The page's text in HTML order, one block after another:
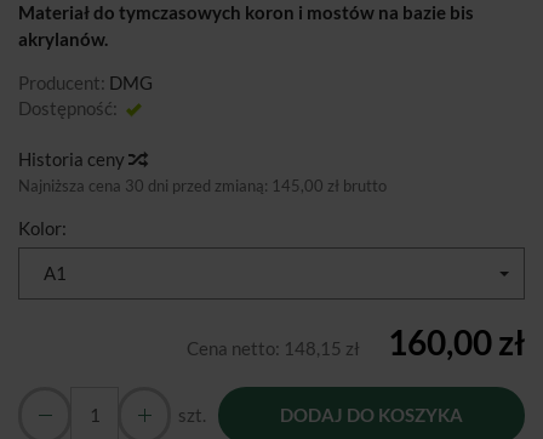
Materiał do tymczasowych koron i mostów na bazie bis
akrylanów.
Producent: DMG
Dostępność:
Historia ceny
Najniższa cena 30 dni przed zmianą: 145,00 zł brutto
Kolor:
A1
Cena netto: 148,15 zł 160,00 zł
szt. DODAJ DO KOSZYKA